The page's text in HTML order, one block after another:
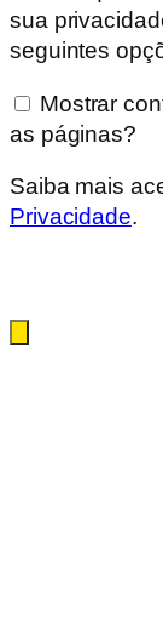
sua
seguintes
Mostrar
as páginas?
Saiba mais
Privacidade.